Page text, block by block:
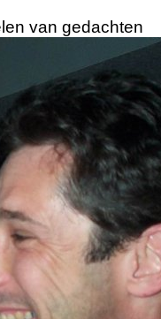
van gedachten